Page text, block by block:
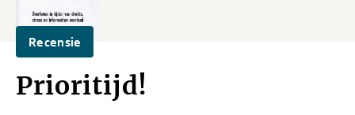
Recensie
Prioritijd!